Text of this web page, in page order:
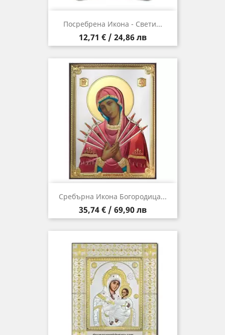
Посребрена Икона - Свети...
Цена
12,71 € / 24,86 лв
Сребърна Икона Богородица...
Цена
35,74 € / 69,90 лв